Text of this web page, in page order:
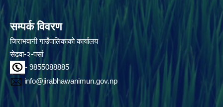
सम्पर्क विवरण
जिराभवानी गाउँपालिकाको कार्यालय
सेढवा-२-पर्सा
- 9855088885
info@jirabhawanimun.gov.np